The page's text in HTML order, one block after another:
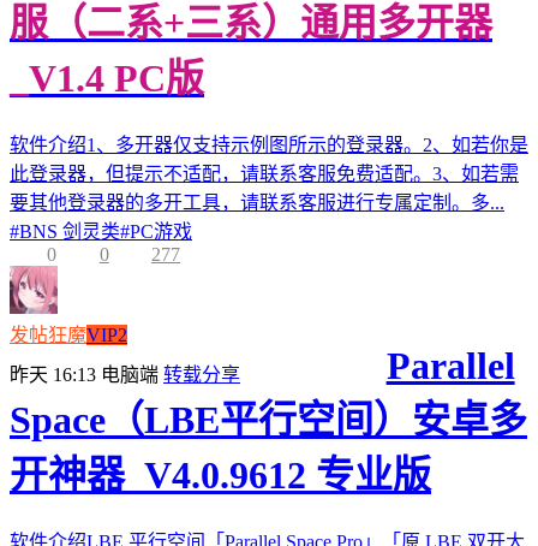
服（二系+三系）通用多开器
_V1.4 PC版
软件介绍1、多开器仅支持示例图所示的登录器。2、如若你是
此登录器，但提示不适配，请联系客服免费适配。3、如若需
要其他登录器的多开工具，请联系客服进行专属定制。多...
#BNS 剑灵类#PC游戏
0
0 277
发帖狂魔VIP2
昨天 16:13 电脑端 转载分享
Parallel
Space（LBE平行空间）安卓多
开神器_V4.0.9612 专业版
软件介绍LBE 平行空间「Parallel Space Pro」「原 LBE 双开大